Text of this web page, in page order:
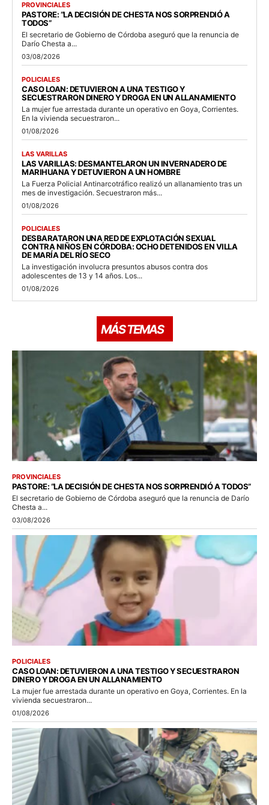
PROVINCIALES
PASTORE: “LA DECISIÓN DE CHESTA NOS SORPRENDIÓ A
TODOS”
El secretario de Gobierno de Córdoba aseguró que la renuncia de
Darío Chesta a...
03/08/2026
POLICIALES
CASO LOAN: DETUVIERON A UNA TESTIGO Y
SECUESTRARON DINERO Y DROGA EN UN ALLANAMIENTO
La mujer fue arrestada durante un operativo en Goya, Corrientes.
En la vivienda secuestraron...
01/08/2026
LAS VARILLAS
LAS VARILLAS: DESMANTELARON UN INVERNADERO DE
MARIHUANA Y DETUVIERON A UN HOMBRE
La Fuerza Policial Antinarcotráfico realizó un allanamiento tras un
mes de investigación. Secuestraron más...
01/08/2026
POLICIALES
DESBARATARON UNA RED DE EXPLOTACIÓN SEXUAL
CONTRA NIÑOS EN CÓRDOBA: OCHO DETENIDOS EN VILLA
DE MARÍA DEL RÍO SECO
La investigación involucra presuntos abusos contra dos
adolescentes de 13 y 14 años. Los...
01/08/2026
MÁS TEMAS
PROVINCIALES
PASTORE: “LA DECISIÓN DE CHESTA NOS SORPRENDIÓ A TODOS”
El secretario de Gobierno de Córdoba aseguró que la renuncia de Darío
Chesta a...
03/08/2026
POLICIALES
CASO LOAN: DETUVIERON A UNA TESTIGO Y SECUESTRARON
DINERO Y DROGA EN UN ALLANAMIENTO
La mujer fue arrestada durante un operativo en Goya, Corrientes. En la
vivienda secuestraron...
01/08/2026